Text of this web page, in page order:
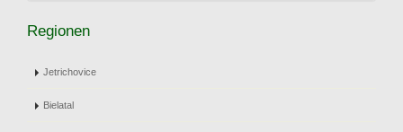
Regionen
Jetrichovice
Bielatal